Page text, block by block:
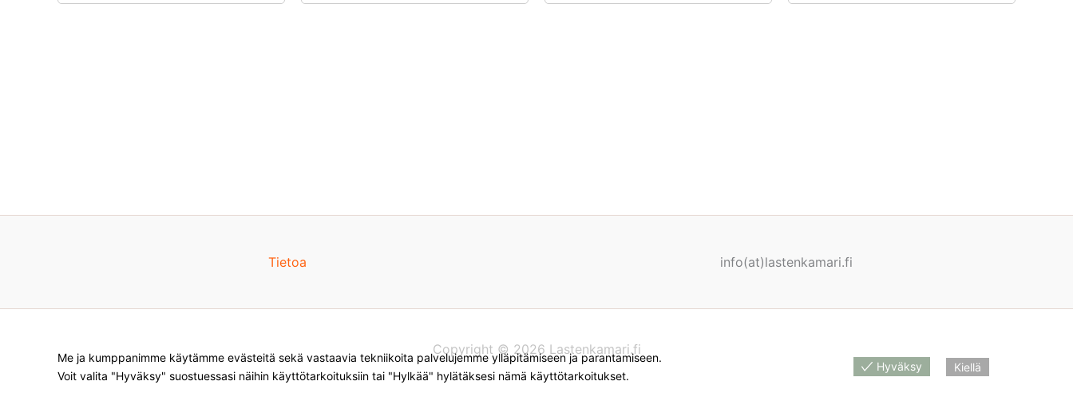
Tietoa info(at)lastenkamari.fi
Copyright © 2026 Lastenkamari.fi
Me ja kumppanimme käytämme evästeitä sekä vastaavia tekniikoita palvelujemme ylläpitämiseen ja parantamiseen.
Voit valita "Hyväksy" suostuessasi näihin käyttötarkoituksiin tai "Hylkää" hylätäksesi nämä käyttötarkoitukset.
Hyväksy Kiellä